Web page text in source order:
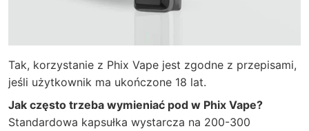
Tak, korzystanie z Phix Vape jest zgodne z przepisami,
jeśli użytkownik ma ukończone 18 lat.
Jak często trzeba wymieniać pod w Phix Vape?
Standardowa kapsułka wystarcza na 200-300